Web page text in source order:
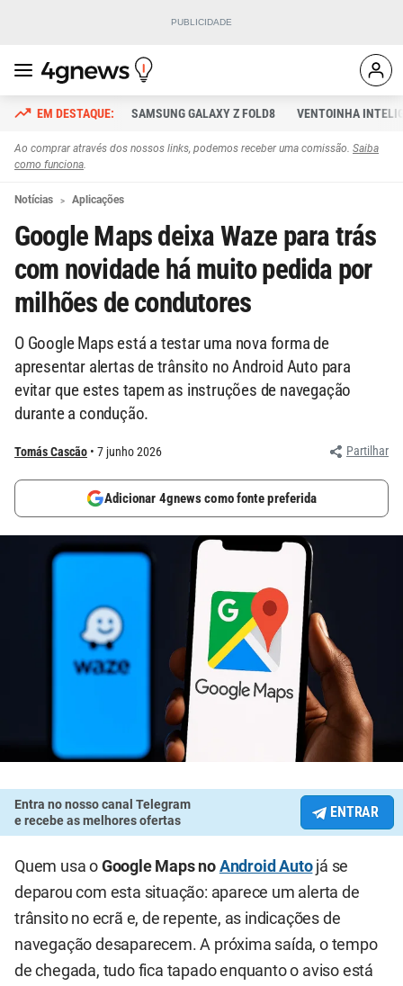
SAMSUNG GALAXY Z FOLD8 VENTOINHA
Ao comprar através dos nossos links, podemos receber uma comissão. Saiba
como funciona.
Notícias Aplicações
Google Maps deixa Waze para trás
com novidade há muito pedida por
milhões de condutores
O Google Maps está a testar uma nova forma de
apresentar alertas de trânsito no Android Auto para
evitar que estes tapem as instruções de navegação
durante a condução.
Tomás Cascão 7 junho 2026 Partilhar
Adicionar 4gnews como fonte preferida
Entra no nosso canal Telegram
e recebe as melhores ofertas
ENTRAR
Quem usa o Google Maps no Android Autojá se
deparou com esta situação: aparece um alerta de
trânsito no ecrã e, de repente, as indicações de
navegação desaparecem. A próxima saída, o tempo
de chegada, tudo fica tapado enquanto o aviso está